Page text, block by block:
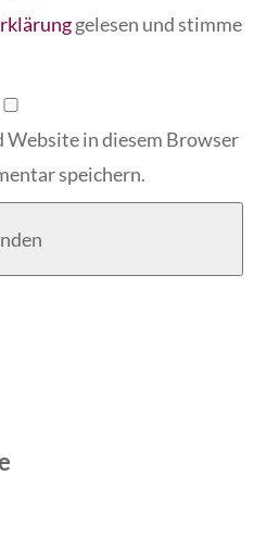
gelesen und stimme
Website in diesem Browser
speichern.